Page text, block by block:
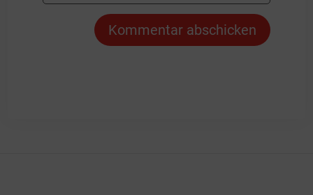
Kommentar abschicken